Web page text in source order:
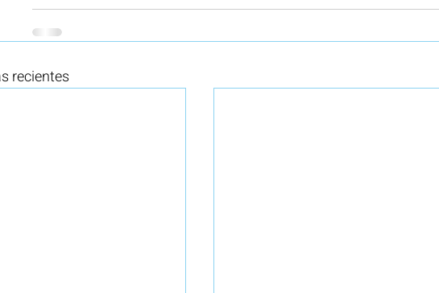
recientes